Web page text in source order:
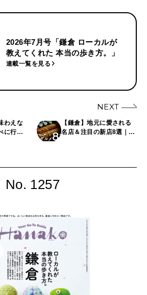
2026年7月号「鎌倉 ローカルが
教えてくれた 本当の歩き方。」
連載一覧を見る
わえな
に行き
NEXT
【鎌倉】地元に愛される
名店＆注目の新店8選｜在
No. 1257